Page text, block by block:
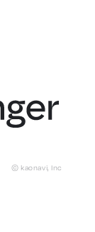
© kaonavi, Inc